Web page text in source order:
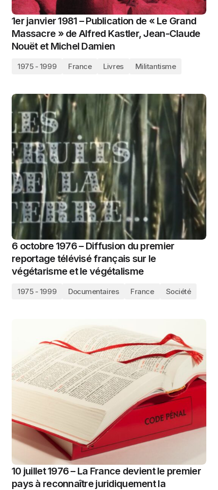
1er janvier 1981 – Publication de « Le Grand
Massacre » de Alfred Kastler, Jean-Claude
Nouët et Michel Damien
1975 - 1999 France Livres Militantisme
6 octobre 1976 – Diffusion du premier
reportage télévisé français sur le
végétarisme et le végétalisme
1975 - 1999 Documentaires France Société
10 juillet 1976 – La France devient le premier
pays à reconnaître juridiquement la